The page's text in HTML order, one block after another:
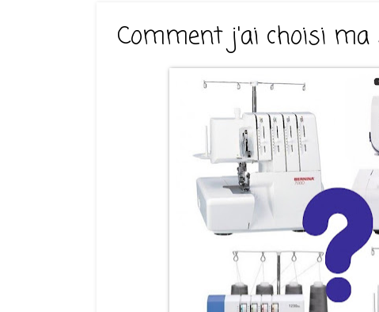
Comment j'ai choisi ma